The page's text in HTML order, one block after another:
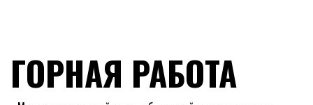
ГОРНАЯ РАБОТА